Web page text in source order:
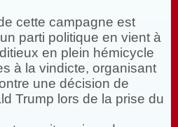
cette campagne est
parti politique en vient à
en plein hémicycle
à la vindicte, organisant
une décision de
Trump lors de la prise du